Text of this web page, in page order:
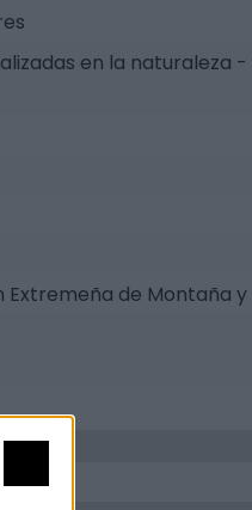
en la naturaleza
Extremeña de Montaña